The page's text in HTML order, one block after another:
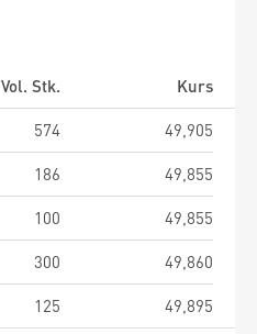
Vol. Stk.
Kurs
574
49,905
186
49,855
100
49,855
300
49,860
125 49,895